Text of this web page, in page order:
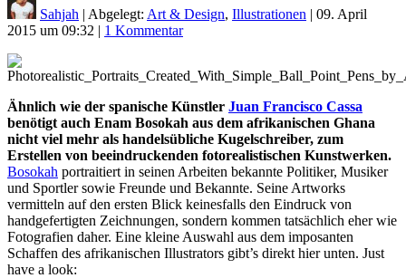
Sahjah | Abgelegt: Art & Design, Illustrationen | 09. April
2015 um 09:32 | 1 Kommentar
Ähnlich wie der spanische Künstler Juan Francisco Cassa
benötigt auch Enam Bosokah aus dem afrikanischen Ghana
nicht viel mehr als handelsübliche Kugelschreiber, zum
Erstellen von beeindruckenden fotorealistischen Kunstwerken.
Bosokah portraitiert in seinen Arbeiten bekannte Politiker, Musiker
und Sportler sowie Freunde und Bekannte. Seine Artworks
vermitteln auf den ersten Blick keinesfalls den Eindruck von
handgefertigten Zeichnungen, sondern kommen tatsächlich eher wie
Fotografien daher. Eine kleine Auswahl aus dem imposanten
Schaffen des afrikanischen Illustrators gibt’s direkt hier unten. Just
have a look: